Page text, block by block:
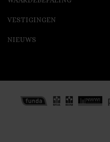
VESTIGINGEN
NIEUWS